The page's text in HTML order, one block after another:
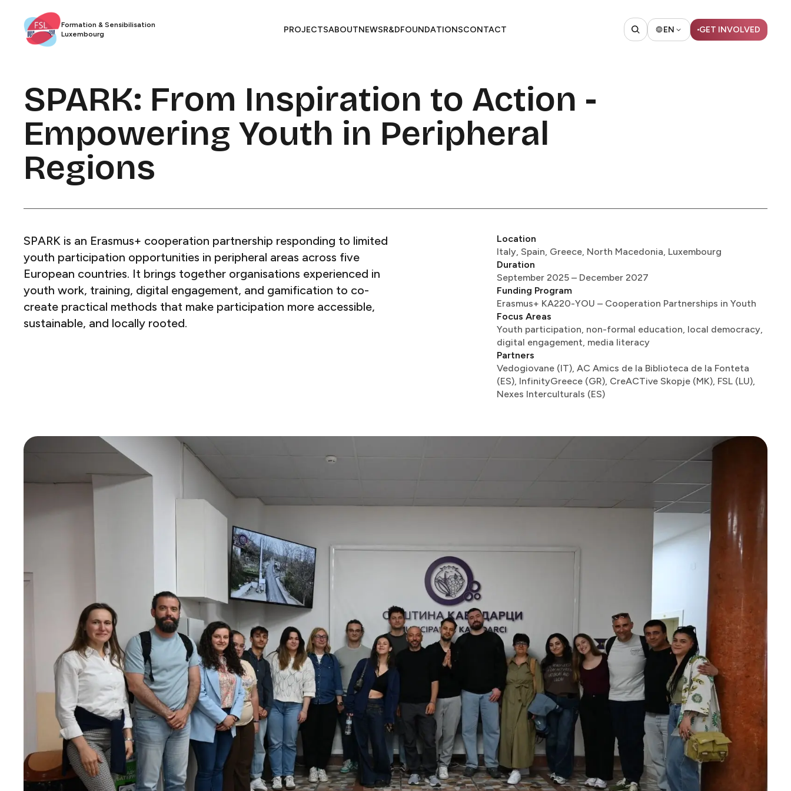
Formation & Sensibilisation
Luxembourg​​​​‌ ‍ ​‍​‍‌‍ ‌ ​‍‌‍‍‌‌‍‌ ‌‍‍‌‌‍ ‍​‍​‍​ ‍‍​‍​‍‌ ​ ‌‍​‌‌‍ ‍‌‍‍‌‌ ‌​‌ ‍‌​‍ ‍‌‍‍‌‌‍ ​‍​‍​‍ ​​‍​‍‌‍‍​‌ ​‍‌‍‌‌‌‍‌‍​‍​‍​ ‍‍​‍​‍​‍ ‌ ​ ‌ ‌​‌ ‌‌‌‍‌​‌‍‍‌‌‍ ​‍ ‌‍‍‌‌‍ ‍‌ ‌​‌‍‌‌‌‍ ‍‌ ‌​​‍ ‌‍‌‌‌‍‌​‌‍‍‌‌ ‌​​‍ ‌‍ ‌‌‍ ‌‍‌​‌‍‌‌​ ‌‌ ​​‌ ​‍‌‍‌‌‌ ​ ‌‍‌‌‌‍ ‍‌ ‌​‌‍​‌‌ ‌​‌‍‍‌‌‍ ‌‍ ‍​ ‍ ‌‍‍‌‌‍‌​​ ‌‌ ​ ‌‍‍‌‌ ‌​‌‍‌‌‌‌​ ‌‍‌‌‌ ‌​‌ ‌​‌‍‍‌‌‍ ‍‌‍‌ ‌ ​ ​ ‍ ‌ ‌​‌ ‍‌‌ ​​‌‍‌‌​ ‌‌ ​ ‌‍‍‌‌ ‌​‌‍‌‌‌‌​ ‌‍‌‌‌ ‌​‌ ‌​‌‍‍‌‌‍ ‍‌‍‌ ‌ ​ ​ ‍ ‌ ​​‌‍​‌‌ ‌​‌‍‍​​ ‌‌‍​‍‌ ​‍‌‍​‌‌‍ ‍‌‍‌​‌‍‍‌‌‍ ‍‌‍‌ ​‍ ‍‌‍​‍‌ ​‍‌‍​‌‌‍ ‍‌‍‌​‌​ ‍‌‍​‌‌‍ ‌‌‍‌‌​ ‌‍​‍‌‍​‌‌ ​ ‌‍‌‌‌‌‌‌‌ ​‍‌‍ ​​ ‌​‍‌‌​ ​‍‌​‌‍‌ ​ ‌ ‌​‌ ‌‌‌‍‌​‌‍‍‌‌‍ ​‍‌‍‌‍‍‌‌‍‌​​ ‌‌ ​ ‌‍‍‌‌ ‌​‌‍‌‌‌‌​ ‌‍‌‌‌ ‌​‌ ‌​‌‍‍‌‌‍ ‍‌‍‌ ‌ ​ ​‍‌‍‌ ‌​‌ ‍‌‌ ​​‌‍‌‌​ ‌‌ ​ ‌‍‍‌‌ ‌​‌‍‌‌‌‌​ ‌‍‌‌‌ ‌​‌ ‌​‌‍‍‌‌‍ ‍‌‍‌ ‌ ​ ​‍‌‍‌ ​​‌‍​‌‌ ‌​‌‍‍​​ ‌‌‍​‍‌ ​‍‌‍​‌‌‍ ‍‌‍‌​‌‍‍‌‌‍ ‍‌‍‌ ​‍ ‍‌‍​‍‌ ​‍‌‍​‌‌‍ ‍‌‍‌​‌​ ‍‌‍​‌‌‍ ‌‌‍‌‌​‍‌‍‌ ​​‌‍‌‌‌ ​‍‌ ​ ‌ ​​‌‍‌‌‌‍​ ‌ ‌​‌‍‍‌‌ ‌‍‌‍‌‌​ ‌‌ ​​‌ ‌‌‌‍​‍‌‍ ​‌‍‍‌‌ ​ ‌‍‍​‌‍‌‌‌‍‌​​‍​‍‌ ‌
PROJECTS​​​​‌ ‍ ​‍​‍‌‍ ‌ ​‍‌‍‍‌‌‍‌ ‌‍‍‌‌‍ ‍​‍​‍​ ‍‍​‍​‍‌ ​ ‌‍​‌‌‍ ‍‌‍‍‌‌ ‌​‌ ‍‌​‍ ‍‌‍‍‌‌‍ ​‍​‍​‍ ​​‍​‍‌‍‍​‌ ​‍‌‍‌‌‌‍‌‍​‍​‍​ ‍‍​‍​‍​‍ ‌ ​ ‌ ‌​‌ ‌‌‌‍‌​‌‍‍‌‌‍ ​‍ ‌‍‍‌‌‍ ‍‌ ‌​‌‍‌‌‌‍ ‍‌ ‌​​‍ ‌‍‌‌‌‍‌​‌‍‍‌‌ ‌​​‍ ‌‍ ‌‌‍ ‌‍‌​‌‍‌‌​ ‌‌ ​​‌ ​‍‌‍‌‌‌ ​ ‌‍‌‌‌‍ ‍‌ ‌​‌‍​‌‌ ‌​‌‍‍‌‌‍ ‌‍ ‍​ ‍ ‌‍‍‌‌‍‌​​ ‌‌ ​ ‌‍‍‌‌ ‌​‌‍‌‌‌‌​ ‌‍‌‌‌ ‌​‌ ‌​‌‍‍‌‌‍ ‍‌‍‌ ‌ ​ ​ ‍ ‌ ‌​‌ ‍‌‌ ​​‌‍‌‌​ ‌‌ ​ ‌‍‍‌‌ ‌​‌‍‌‌‌‌​ ‌‍‌‌‌ ‌​‌ ‌​‌‍‍‌‌‍ ‍‌‍‌ ‌ ​ ​ ‍ ‌ ​​‌‍​‌‌ ‌​‌‍‍​​ ‌‌‍ ‍‌‍​‌‌ ‌‍‌‍​‍‌‍​‌‌ ​‍​‍ ‍‌‍ ‍‌‍​‌‌ ‌‍‌​ ​‌‍‍‌‌‍ ‍‌‍‍ ‌ ​ ​‍‌‌​ ‌‌‌​​‍‌‌ ‌‍‍ ‌‍‌‌‌ ‍‌​‍‌‌​ ​ ‌​‌​​‍‌‌​ ​ ‌​‌​​‍‌‌​ ​‍​ ​‍‌‍‌​​ ‌ ‌‍‌‍​ ​ ‌‍‌‍​ ​​​ ​ ‌‍​ ​ ​‍‌‍‌‌​ ‌​​ ​​​‍‌‌​ ​‍​ ​‍​‍‌‌​ ‌‌‌​‌​​‍ ‍‌‍ ​‌‍​‌‌‍​‍‌‍‌‌‌‍ ​​ ‌‍​‍‌‍​‌‌ ​ ‌‍‌‌‌‌‌‌‌ ​‍‌‍ ​​ ‌​‍‌‌​ ​‍‌​‌‍‌ ​ ‌ ‌​‌ ‌‌‌‍‌​‌‍‍‌‌‍ ​‍‌‍‌‍‍‌‌‍‌​​ ‌‌ ​ ‌‍‍‌‌ ‌​‌‍‌‌‌‌​ ‌‍‌‌‌ ‌​‌ ‌​‌‍‍‌‌‍ ‍‌‍‌ ‌ ​ ​‍‌‍‌ ‌​‌ ‍‌‌ ​​‌‍‌‌​ ‌‌ ​ ‌‍‍‌‌ ‌​‌‍‌‌‌‌​ ‌‍‌‌‌ ‌​‌ ‌​‌‍‍‌‌‍ ‍‌‍‌ ‌ ​ ​‍‌‍‌ ​​‌‍​‌‌ ‌​‌‍‍​​ ‌‌‍ ‍‌‍​‌‌ ‌‍‌‍​‍‌‍​‌‌ ​‍​‍ ‍‌‍ ‍‌‍​‌‌ ‌‍‌​ ​‌‍‍‌‌‍ ‍‌‍‍ ‌ ​ ​‍‌‌​ ‌‌‌​​‍‌‌ ‌‍‍ ‌‍‌‌‌ ‍‌​‍‌‌​ ​ ‌​‌​​‍‌‌​ ​ ‌​‌​​‍‌‌​ ​‍​ ​‍‌‍‌​​ ‌ ‌‍‌‍​ ​ ‌‍‌‍​ ​​​ ​ ‌‍​ ​ ​‍‌‍‌‌​ ‌​​ ​​​‍‌‌​ ​‍​ ​‍​‍‌‌​ ‌‌‌​‌​​‍ ‍‌‍ ​‌‍​‌‌‍​‍‌‍‌‌‌‍ ​​‍‌‍‌ ​​‌‍‌‌‌ ​‍‌ ​ ‌ ​​‌‍‌‌‌‍​ ‌ ‌​‌‍‍‌‌ ‌‍‌‍‌‌​ ‌‌ ​​‌ ‌‌‌‍​‍‌‍ ​‌‍‍‌‌ ​ ‌‍‍​‌‍‌‌‌‍‌​​‍​‍‌ ‌ABOUT​​​​‌ ‍ ​‍​‍‌‍ ‌ ​‍‌‍‍‌‌‍‌ ‌‍‍‌‌‍ ‍​‍​‍​ ‍‍​‍​‍‌ ​ ‌‍​‌‌‍ ‍‌‍‍‌‌ ‌​‌ ‍‌​‍ ‍‌‍‍‌‌‍ ​‍​‍​‍ ​​‍​‍‌‍‍​‌ ​‍‌‍‌‌‌‍‌‍​‍​‍​ ‍‍​‍​‍​‍ ‌ ​ ‌ ‌​‌ ‌‌‌‍‌​‌‍‍‌‌‍ ​‍ ‌‍‍‌‌‍ ‍‌ ‌​‌‍‌‌‌‍ ‍‌ ‌​​‍ ‌‍‌‌‌‍‌​‌‍‍‌‌ ‌​​‍ ‌‍ ‌‌‍ ‌‍‌​‌‍‌‌​ ‌‌ ​​‌ ​‍‌‍‌‌‌ ​ ‌‍‌‌‌‍ ‍‌ ‌​‌‍​‌‌ ‌​‌‍‍‌‌‍ ‌‍ ‍​ ‍ ‌‍‍‌‌‍‌​​ ‌‌ ​ ‌‍‍‌‌ ‌​‌‍‌‌‌‌​ ‌‍‌‌‌ ‌​‌ ‌​‌‍‍‌‌‍ ‍‌‍‌ ‌ ​ ​ ‍ ‌ ‌​‌ ‍‌‌ ​​‌‍‌‌​ ‌‌ ​ ‌‍‍‌‌ ‌​‌‍‌‌‌‌​ ‌‍‌‌‌ ‌​‌ ‌​‌‍‍‌‌‍ ‍‌‍‌ ‌ ​ ​ ‍ ‌ ​​‌‍​‌‌ ‌​‌‍‍​​ ‌‌‍ ‍‌‍​‌‌ ‌‍‌‍​‍‌‍​‌‌ ​‍​‍ ‍‌‍ ‍‌‍​‌‌ ‌‍‌​ ​‌‍‍‌‌‍ ‍‌‍‍ ‌ ​ ​‍‌‌​ ‌‌‌​​‍‌‌ ‌‍‍ ‌‍‌‌‌ ‍‌​‍‌‌​ ​ ‌​‌​​‍‌‌​ ​ ‌​‌​​‍‌‌​ ​‍​ ​‍​ ‍​‌‍​‍​ ‍​​ ‌ ​ ​‌‌‍‌‍‌‍‌‌‌‍‌‍​ ​‌​ ‌‍​ ​‌​ ‌ ​‍‌‌​ ​‍​ ​‍​‍‌‌​ ‌‌‌​‌​​‍ ‍‌‍ ​‌‍​‌‌‍​‍‌‍‌‌‌‍ ​​ ‌‍​‍‌‍​‌‌ ​ ‌‍‌‌‌‌‌‌‌ ​‍‌‍ ​​ ‌​‍‌‌​ ​‍‌​‌‍‌ ​ ‌ ‌​‌ ‌‌‌‍‌​‌‍‍‌‌‍ ​‍‌‍‌‍‍‌‌‍‌​​ ‌‌ ​ ‌‍‍‌‌ ‌​‌‍‌‌‌‌​ ‌‍‌‌‌ ‌​‌ ‌​‌‍‍‌‌‍ ‍‌‍‌ ‌ ​ ​‍‌‍‌ ‌​‌ ‍‌‌ ​​‌‍‌‌​ ‌‌ ​ ‌‍‍‌‌ ‌​‌‍‌‌‌‌​ ‌‍‌‌‌ ‌​‌ ‌​‌‍‍‌‌‍ ‍‌‍‌ ‌ ​ ​‍‌‍‌ ​​‌‍​‌‌ ‌​‌‍‍​​ ‌‌‍ ‍‌‍​‌‌ ‌‍‌‍​‍‌‍​‌‌ ​‍​‍ ‍‌‍ ‍‌‍​‌‌ ‌‍‌​ ​‌‍‍‌‌‍ ‍‌‍‍ ‌ ​ ​‍‌‌​ ‌‌‌​​‍‌‌ ‌‍‍ ‌‍‌‌‌ ‍‌​‍‌‌​ ​ ‌​‌​​‍‌‌​ ​ ‌​‌​​‍‌‌​ ​‍​ ​‍​ ‍​‌‍​‍​ ‍​​ ‌ ​ ​‌‌‍‌‍‌‍‌‌‌‍‌‍​ ​‌​ ‌‍​ ​‌​ ‌ ​‍‌‌​ ​‍​ ​‍​‍‌‌​ ‌‌‌​‌​​‍ ‍‌‍ ​‌‍​‌‌‍​‍‌‍‌‌‌‍ ​​‍‌‍‌ ​​‌‍‌‌‌ ​‍‌ ​ ‌ ​​‌‍‌‌‌‍​ ‌ ‌​‌‍‍‌‌ ‌‍‌‍‌‌​ ‌‌ ​​‌ ‌‌‌‍​‍‌‍ ​‌‍‍‌‌ ​ ‌‍‍​‌‍‌‌‌‍‌​​‍​‍‌ ‌NEWS​​​​‌ ‍ ​‍​‍‌‍ ‌ ​‍‌‍‍‌‌‍‌ ‌‍‍‌‌‍ ‍​‍​‍​ ‍‍​‍​‍‌ ​ ‌‍​‌‌‍ ‍‌‍‍‌‌ ‌​‌ ‍‌​‍ ‍‌‍‍‌‌‍ ​‍​‍​‍ ​​‍​‍‌‍‍​‌ ​‍‌‍‌‌‌‍‌‍​‍​‍​ ‍‍​‍​‍​‍ ‌ ​ ‌ ‌​‌ ‌‌‌‍‌​‌‍‍‌‌‍ ​‍ ‌‍‍‌‌‍ ‍‌ ‌​‌‍‌‌‌‍ ‍‌ ‌​​‍ ‌‍‌‌‌‍‌​‌‍‍‌‌ ‌​​‍ ‌‍ ‌‌‍ ‌‍‌​‌‍‌‌​ ‌‌ ​​‌ ​‍‌‍‌‌‌ ​ ‌‍‌‌‌‍ ‍‌ ‌​‌‍​‌‌ ‌​‌‍‍‌‌‍ ‌‍ ‍​ ‍ ‌‍‍‌‌‍‌​​ ‌‌ ​ ‌‍‍‌‌ ‌​‌‍‌‌‌‌​ ‌‍‌‌‌ ‌​‌ ‌​‌‍‍‌‌‍ ‍‌‍‌ ‌ ​ ​ ‍ ‌ ‌​‌ ‍‌‌ ​​‌‍‌‌​ ‌‌ ​ ‌‍‍‌‌ ‌​‌‍‌‌‌‌​ ‌‍‌‌‌ ‌​‌ ‌​‌‍‍‌‌‍ ‍‌‍‌ ‌ ​ ​ ‍ ‌ ​​‌‍​‌‌ ‌​‌‍‍​​ ‌‌‍ ‍‌‍​‌‌ ‌‍‌‍​‍‌‍​‌‌ ​‍​‍ ‍‌‍ ‍‌‍​‌‌ ‌‍‌​ ​‌‍‍‌‌‍ ‍‌‍‍ ‌ ​ ​‍‌‌​ ‌‌‌​​‍‌‌ ‌‍‍ ‌‍‌‌‌ ‍‌​‍‌‌​ ​ ‌​‌​​‍‌‌​ ​ ‌​‌​​‍‌‌​ ​‍​ ​‍​ ‍​​ ​​​ ​‌​ ‌ ​ ‍​​ ‍​‌‍‌‍‌‍​‌​ ‌‍​ ​ ​ ​‍​ ​​​‍‌‌​ ​‍​ ​‍​‍‌‌​ ‌‌‌​‌​​‍ ‍‌‍ ​‌‍​‌‌‍​‍‌‍‌‌‌‍ ​​ ‌‍​‍‌‍​‌‌ ​ ‌‍‌‌‌‌‌‌‌ ​‍‌‍ ​​ ‌​‍‌‌​ ​‍‌​‌‍‌ ​ ‌ ‌​‌ ‌‌‌‍‌​‌‍‍‌‌‍ ​‍‌‍‌‍‍‌‌‍‌​​ ‌‌ ​ ‌‍‍‌‌ ‌​‌‍‌‌‌‌​ ‌‍‌‌‌ ‌​‌ ‌​‌‍‍‌‌‍ ‍‌‍‌ ‌ ​ ​‍‌‍‌ ‌​‌ ‍‌‌ ​​‌‍‌‌​ ‌‌ ​ ‌‍‍‌‌ ‌​‌‍‌‌‌‌​ ‌‍‌‌‌ ‌​‌ ‌​‌‍‍‌‌‍ ‍‌‍‌ ‌ ​ ​‍‌‍‌ ​​‌‍​‌‌ ‌​‌‍‍​​ ‌‌‍ ‍‌‍​‌‌ ‌‍‌‍​‍‌‍​‌‌ ​‍​‍ ‍‌‍ ‍‌‍​‌‌ ‌‍‌​ ​‌‍‍‌‌‍ ‍‌‍‍ ‌ ​ ​‍‌‌​ ‌‌‌​​‍‌‌ ‌‍‍ ‌‍‌‌‌ ‍‌​‍‌‌​ ​ ‌​‌​​‍‌‌​ ​ ‌​‌​​‍‌‌​ ​‍​ ​‍​ ‍​​ ​​​ ​‌​ ‌ ​ ‍​​ ‍​‌‍‌‍‌‍​‌​ ‌‍​ ​ ​ ​‍​ ​​​‍‌‌​ ​‍​ ​‍​‍‌‌​ ‌‌‌​‌​​‍ ‍‌‍ ​‌‍​‌‌‍​‍‌‍‌‌‌‍ ​​‍‌‍‌ ​​‌‍‌‌‌ ​‍‌ ​ ‌ ​​‌‍‌‌‌‍​ ‌ ‌​‌‍‍‌‌ ‌‍‌‍‌‌​ ‌‌ ​​‌ ‌‌‌‍​‍‌‍ ​‌‍‍‌‌ ​ ‌‍‍​‌‍‌‌‌‍‌​​‍​‍‌ ‌R&D​​​​‌ ‍ ​‍​‍‌‍ ‌ ​‍‌‍‍‌‌‍‌ ‌‍‍‌‌‍ ‍​‍​‍​ ‍‍​‍​‍‌ ​ ‌‍​‌‌‍ ‍‌‍‍‌‌ ‌​‌ ‍‌​‍ ‍‌‍‍‌‌‍ ​‍​‍​‍ ​​‍​‍‌‍‍​‌ ​‍‌‍‌‌‌‍‌‍​‍​‍​ ‍‍​‍​‍​‍ ‌ ​ ‌ ‌​‌ ‌‌‌‍‌​‌‍‍‌‌‍ ​‍ ‌‍‍‌‌‍ ‍‌ ‌​‌‍‌‌‌‍ ‍‌ ‌​​‍ ‌‍‌‌‌‍‌​‌‍‍‌‌ ‌​​‍ ‌‍ ‌‌‍ ‌‍‌​‌‍‌‌​ ‌‌ ​​‌ ​‍‌‍‌‌‌ ​ ‌‍‌‌‌‍ ‍‌ ‌​‌‍​‌‌ ‌​‌‍‍‌‌‍ ‌‍ ‍​ ‍ ‌‍‍‌‌‍‌​​ ‌‌ ​ ‌‍‍‌‌ ‌​‌‍‌‌‌‌​ ‌‍‌‌‌ ‌​‌ ‌​‌‍‍‌‌‍ ‍‌‍‌ ‌ ​ ​ ‍ ‌ ‌​‌ ‍‌‌ ​​‌‍‌‌​ ‌‌ ​ ‌‍‍‌‌ ‌​‌‍‌‌‌‌​ ‌‍‌‌‌ ‌​‌ ‌​‌‍‍‌‌‍ ‍‌‍‌ ‌ ​ ​ ‍ ‌ ​​‌‍​‌‌ ‌​‌‍‍​​ ‌‌‍ ‍‌‍​‌‌ ‌‍‌‍​‍‌‍​‌‌ ​‍​‍ ‍‌‍ ‍‌‍​‌‌ ‌‍‌​ ​‌‍‍‌‌‍ ‍‌‍‍ ‌ ​ ​‍‌‌​ ‌‌‌​​‍‌‌ ‌‍‍ ‌‍‌‌‌ ‍‌​‍‌‌​ ​ ‌​‌​​‍‌‌​ ​ ‌​‌​​‍‌‌​ ​‍​ ​‍​ ‍‌‌‍​‌‌‍‌‌​ ​​‌‍​‍‌‍​‌​ ‌​​ ‌​​ ‌ ​ ‍‌‌‍​ ​ ‌​​‍‌‌​ ​‍​ ​‍​‍‌‌​ ‌‌‌​‌​​‍ ‍‌‍ ​‌‍​‌‌‍​‍‌‍‌‌‌‍ ​​ ‌‍​‍‌‍​‌‌ ​ ‌‍‌‌‌‌‌‌‌ ​‍‌‍ ​​ ‌​‍‌‌​ ​‍‌​‌‍‌ ​ ‌ ‌​‌ ‌‌‌‍‌​‌‍‍‌‌‍ ​‍‌‍‌‍‍‌‌‍‌​​ ‌‌ ​ ‌‍‍‌‌ ‌​‌‍‌‌‌‌​ ‌‍‌‌‌ ‌​‌ ‌​‌‍‍‌‌‍ ‍‌‍‌ ‌ ​ ​‍‌‍‌ ‌​‌ ‍‌‌ ​​‌‍‌‌​ ‌‌ ​ ‌‍‍‌‌ ‌​‌‍‌‌‌‌​ ‌‍‌‌‌ ‌​‌ ‌​‌‍‍‌‌‍ ‍‌‍‌ ‌ ​ ​‍‌‍‌ ​​‌‍​‌‌ ‌​‌‍‍​​ ‌‌‍ ‍‌‍​‌‌ ‌‍‌‍​‍‌‍​‌‌ ​‍​‍ ‍‌‍ ‍‌‍​‌‌ ‌‍‌​ ​‌‍‍‌‌‍ ‍‌‍‍ ‌ ​ ​‍‌‌​ ‌‌‌​​‍‌‌ ‌‍‍ ‌‍‌‌‌ ‍‌​‍‌‌​ ​ ‌​‌​​‍‌‌​ ​ ‌​‌​​‍‌‌​ ​‍​ ​‍​ ‍‌‌‍​‌‌‍‌‌​ ​​‌‍​‍‌‍​‌​ ‌​​ ‌​​ ‌ ​ ‍‌‌‍​ ​ ‌​​‍‌‌​ ​‍​ ​‍​‍‌‌​ ‌‌‌​‌​​‍ ‍‌‍ ​‌‍​‌‌‍​‍‌‍‌‌‌‍ ​​‍‌‍‌ ​​‌‍‌‌‌ ​‍‌ ​ ‌ ​​‌‍‌‌‌‍​ ‌ ‌​‌‍‍‌‌ ‌‍‌‍‌‌​ ‌‌ ​​‌ ‌‌‌‍​‍‌‍ ​‌‍‍‌‌ ​ ‌‍‍​‌‍‌‌‌‍‌​​‍​‍‌ ‌FOUNDATIONS​​​​‌ ‍ ​‍​‍‌‍ ‌ ​‍‌‍‍‌‌‍‌ ‌‍‍‌‌‍ ‍​‍​‍​ ‍‍​‍​‍‌ ​ ‌‍​‌‌‍ ‍‌‍‍‌‌ ‌​‌ ‍‌​‍ ‍‌‍‍‌‌‍ ​‍​‍​‍ ​​‍​‍‌‍‍​‌ ​‍‌‍‌‌‌‍‌‍​‍​‍​ ‍‍​‍​‍​‍ ‌ ​ ‌ ‌​‌ ‌‌‌‍‌​‌‍‍‌‌‍ ​‍ ‌‍‍‌‌‍ ‍‌ ‌​‌‍‌‌‌‍ ‍‌ ‌​​‍ ‌‍‌‌‌‍‌​‌‍‍‌‌ ‌​​‍ ‌‍ ‌‌‍ ‌‍‌​‌‍‌‌​ ‌‌ ​​‌ ​‍‌‍‌‌‌ ​ ‌‍‌‌‌‍ ‍‌ ‌​‌‍​‌‌ ‌​‌‍‍‌‌‍ ‌‍ ‍​ ‍ ‌‍‍‌‌‍‌​​ ‌‌ ​ ‌‍‍‌‌ ‌​‌‍‌‌‌‌​ ‌‍‌‌‌ ‌​‌ ‌​‌‍‍‌‌‍ ‍‌‍‌ ‌ ​ ​ ‍ ‌ ‌​‌ ‍‌‌ ​​‌‍‌‌​ ‌‌ ​ ‌‍‍‌‌ ‌​‌‍‌‌‌‌​ ‌‍‌‌‌ ‌​‌ ‌​‌‍‍‌‌‍ ‍‌‍‌ ‌ ​ ​ ‍ ‌ ​​‌‍​‌‌ ‌​‌‍‍​​ ‌‌‍ ‍‌‍​‌‌ ‌‍‌‍​‍‌‍​‌‌ ​‍​‍ ‍‌‍ ‍‌‍​‌‌ ‌‍‌​ ​‌‍‍‌‌‍ ‍‌‍‍ ‌ ​ ​‍‌‌​ ‌‌‌​​‍‌‌ ‌‍‍ ‌‍‌‌‌ ‍‌​‍‌‌​ ​ ‌​‌​​‍‌‌​ ​ ‌​‌​​‍‌‌​ ​‍​ ​‍‌‍‌‌‌‍‌​‌‍‌‌​ ​‍​ ​‌​ ‌‍‌‍​ ​ ‍​​ ‍​​ ‌​​ ‌ ​ ​​​‍‌‌​ ​‍​ ​‍​‍‌‌​ ‌‌‌​‌​​‍ ‍‌‍ ​‌‍​‌‌‍​‍‌‍‌‌‌‍ ​​ ‌‍​‍‌‍​‌‌ ​ ‌‍‌‌‌‌‌‌‌ ​‍‌‍ ​​ ‌​‍‌‌​ ​‍‌​‌‍‌ ​ ‌ ‌​‌ ‌‌‌‍‌​‌‍‍‌‌‍ ​‍‌‍‌‍‍‌‌‍‌​​ ‌‌ ​ ‌‍‍‌‌ ‌​‌‍‌‌‌‌​ ‌‍‌‌‌ ‌​‌ ‌​‌‍‍‌‌‍ ‍‌‍‌ ‌ ​ ​‍‌‍‌ ‌​‌ ‍‌‌ ​​‌‍‌‌​ ‌‌ ​ ‌‍‍‌‌ ‌​‌‍‌‌‌‌​ ‌‍‌‌‌ ‌​‌ ‌​‌‍‍‌‌‍ ‍‌‍‌ ‌ ​ ​‍‌‍‌ ​​‌‍​‌‌ ‌​‌‍‍​​ ‌‌‍ ‍‌‍​‌‌ ‌‍‌‍​‍‌‍​‌‌ ​‍​‍ ‍‌‍ ‍‌‍​‌‌ ‌‍‌​ ​‌‍‍‌‌‍ ‍‌‍‍ ‌ ​ ​‍‌‌​ ‌‌‌​​‍‌‌ ‌‍‍ ‌‍‌‌‌ ‍‌​‍‌‌​ ​ ‌​‌​​‍‌‌​ ​ ‌​‌​​‍‌‌​ ​‍​ ​‍‌‍‌‌‌‍‌​‌‍‌‌​ ​‍​ ​‌​ ‌‍‌‍​ ​ ‍​​ ‍​​ ‌​​ ‌ ​ ​​​‍‌‌​ ​‍​ ​‍​‍‌‌​ ‌‌‌​‌​​‍ ‍‌‍ ​‌‍​‌‌‍​‍‌‍‌‌‌‍ ​​‍‌‍‌ ​​‌‍‌‌‌ ​‍‌ ​ ‌ ​​‌‍‌‌‌‍​ ‌ ‌​‌‍‍‌‌ ‌‍‌‍‌‌​ ‌‌ ​​‌ ‌‌‌‍​‍‌‍ ​‌‍‍‌‌ ​ ‌‍‍​‌‍‌‌‌‍‌​​‍​‍‌ ‌CONTACT​​​​‌ ‍ ​‍​‍‌‍ ‌ ​‍‌‍‍‌‌‍‌ ‌‍‍‌‌‍ ‍​‍​‍​ ‍‍​‍​‍‌ ​ ‌‍​‌‌‍ ‍‌‍‍‌‌ ‌​‌ ‍‌​‍ ‍‌‍‍‌‌‍ ​‍​‍​‍ ​​‍​‍‌‍‍​‌ ​‍‌‍‌‌‌‍‌‍​‍​‍​ ‍‍​‍​‍​‍ ‌ ​ ‌ ‌​‌ ‌‌‌‍‌​‌‍‍‌‌‍ ​‍ ‌‍‍‌‌‍ ‍‌ ‌​‌‍‌‌‌‍ ‍‌ ‌​​‍ ‌‍‌‌‌‍‌​‌‍‍‌‌ ‌​​‍ ‌‍ ‌‌‍ ‌‍‌​‌‍‌‌​ ‌‌ ​​‌ ​‍‌‍‌‌‌ ​ ‌‍‌‌‌‍ ‍‌ ‌​‌‍​‌‌ ‌​‌‍‍‌‌‍ ‌‍ ‍​ ‍ ‌‍‍‌‌‍‌​​ ‌‌ ​ ‌‍‍‌‌ ‌​‌‍‌‌‌‌​ ‌‍‌‌‌ ‌​‌ ‌​‌‍‍‌‌‍ ‍‌‍‌ ‌ ​ ​ ‍ ‌ ‌​‌ ‍‌‌ ​​‌‍‌‌​ ‌‌ ​ ‌‍‍‌‌ ‌​‌‍‌‌‌‌​ ‌‍‌‌‌ ‌​‌ ‌​‌‍‍‌‌‍ ‍‌‍‌ ‌ ​ ​ ‍ ‌ ​​‌‍​‌‌ ‌​‌‍‍​​ ‌‌‍ ‍‌‍​‌‌ ‌‍‌‍​‍‌‍​‌‌ ​‍​‍ ‍‌‍ ‍‌‍​‌‌ ‌‍‌​ ​‌‍‍‌‌‍ ‍‌‍‍ ‌ ​ ​‍‌‌​ ‌‌‌​​‍‌‌ ‌‍‍ ‌‍‌‌‌ ‍‌​‍‌‌​ ​ ‌​‌​​‍‌‌​ ​ ‌​‌​​‍‌‌​ ​‍​ ​‍‌‍‌​​ ‌ ​ ‌​​ ​ ​ ​ ‌‍​ ​ ​‍​ ‍​‌‍‌‌​ ‌ ‌‍‌‌​ ‌ ​‍‌‌​ ​‍​ ​‍​‍‌‌​ ‌‌‌​‌​​‍ ‍‌‍ ​‌‍​‌‌‍​‍‌‍‌‌‌‍ ​​ ‌‍​‍‌‍​‌‌ ​ ‌‍‌‌‌‌‌‌‌ ​‍‌‍ ​​ ‌​‍‌‌​ ​‍‌​‌‍‌ ​ ‌ ‌​‌ ‌‌‌‍‌​‌‍‍‌‌‍ ​‍‌‍‌‍‍‌‌‍‌​​ ‌‌ ​ ‌‍‍‌‌ ‌​‌‍‌‌‌‌​ ‌‍‌‌‌ ‌​‌ ‌​‌‍‍‌‌‍ ‍‌‍‌ ‌ ​ ​‍‌‍‌ ‌​‌ ‍‌‌ ​​‌‍‌‌​ ‌‌ ​ ‌‍‍‌‌ ‌​‌‍‌‌‌‌​ ‌‍‌‌‌ ‌​‌ ‌​‌‍‍‌‌‍ ‍‌‍‌ ‌ ​ ​‍‌‍‌ ​​‌‍​‌‌ ‌​‌‍‍​​ ‌‌‍ ‍‌‍​‌‌ ‌‍‌‍​‍‌‍​‌‌ ​‍​‍ ‍‌‍ ‍‌‍​‌‌ ‌‍‌​ ​‌‍‍‌‌‍ ‍‌‍‍ ‌ ​ ​‍‌‌​ ‌‌‌​​‍‌‌ ‌‍‍ ‌‍‌‌‌ ‍‌​‍‌‌​ ​ ‌​‌​​‍‌‌​ ​ ‌​‌​​‍‌‌​ ​‍​ ​‍‌‍‌​​ ‌ ​ ‌​​ ​ ​ ​ ‌‍​ ​ ​‍​ ‍​‌‍‌‌​ ‌ ‌‍‌‌​ ‌ ​‍‌‌​ ​‍​ ​‍​‍‌‌​ ‌‌‌​‌​​‍ ‍‌‍ ​‌‍​‌‌‍​‍‌‍‌‌‌‍ ​​‍‌‍‌ ​​‌‍‌‌‌ ​‍‌ ​ ‌ ​​‌‍‌‌‌‍​ ‌ ‌​‌‍‍‌‌ ‌‍‌‍‌‌​ ‌‌ ​​‌ ‌‌‌‍​‍‌‍ ​‌‍‍‌‌ ​ ‌‍‍​‌‍‌‌‌‍‌​​‍​‍‌ ‌ EN GET INVOLVED​​​​‌ ‍ ​‍​‍‌‍ ‌ ​‍‌‍‍‌‌‍‌ ‌‍‍‌‌‍ ‍​‍​‍​ ‍‍​‍​‍‌ ​ ‌‍​‌‌‍ ‍‌‍‍‌‌ ‌​‌ ‍‌​‍ ‍‌‍‍‌‌‍ ​‍​‍​‍ ​​‍​‍‌‍‍​‌ ​‍‌‍‌‌‌‍‌‍​‍​‍​ ‍‍​‍​‍​‍ ‌ ​ ‌ ‌​‌ ‌‌‌‍‌​‌‍‍‌‌‍ ​‍ ‌‍‍‌‌‍ ‍‌ ‌​‌‍‌‌‌‍ ‍‌ ‌​​‍ ‌‍‌‌‌‍‌​‌‍‍‌‌ ‌​​‍ ‌‍ ‌‌‍ ‌‍‌​‌‍‌‌​ ‌‌ ​​‌ ​‍‌‍‌‌‌ ​ ‌‍‌‌‌‍ ‍‌ ‌​‌‍​‌‌ ‌​‌‍‍‌‌‍ ‌‍ ‍​ ‍ ‌‍‍‌‌‍‌​​ ‌‌ ​ ‌‍‍‌‌ ‌​‌‍‌‌‌‌​ ‌‍‌‌‌ ‌​‌ ‌​‌‍‍‌‌‍ ‍‌‍‌ ‌ ​ ​ ‍ ‌ ‌​‌ ‍‌‌ ​​‌‍‌‌​ ‌‌ ​ ‌‍‍‌‌ ‌​‌‍‌‌‌‌​ ‌‍‌‌‌ ‌​‌ ‌​‌‍‍‌‌‍ ‍‌‍‌ ‌ ​ ​ ‍ ‌ ​​‌‍​‌‌ ‌​‌‍‍​​ ‌‌‍ ‍‌‍​‌‌ ‌‍‌‍​‍‌‍​‌‌ ​‍​‍ ‍‌‍​ ‌ ‌​‌‍​‌‌​​‍‌ ‌‌‌ ‌​‌ ‌​‌‍ ‌‍ ‍​‍ ‍‌ ‌​‌‍‌‌‌ ‍​‌ ‌​​ ‌‍​‍‌‍​‌‌ ​ ‌‍‌‌‌‌‌‌‌ ​‍‌‍ ​​ ‌​‍‌‌​ ​‍‌​‌‍‌ ​ ‌ ‌​‌ ‌‌‌‍‌​‌‍‍‌‌‍ ​‍‌‍‌‍‍‌‌‍‌​​ ‌‌ ​ ‌‍‍‌‌ ‌​‌‍‌‌‌‌​ ‌‍‌‌‌ ‌​‌ ‌​‌‍‍‌‌‍ ‍‌‍‌ ‌ ​ ​‍‌‍‌ ‌​‌ ‍‌‌ ​​‌‍‌‌​ ‌‌ ​ ‌‍‍‌‌ ‌​‌‍‌‌‌‌​ ‌‍‌‌‌ ‌​‌ ‌​‌‍‍‌‌‍ ‍‌‍‌ ‌ ​ ​‍‌‍‌ ​​‌‍​‌‌ ‌​‌‍‍​​ ‌‌‍ ‍‌‍​‌‌ ‌‍‌‍​‍‌‍​‌‌ ​‍​‍ ‍‌‍​ ‌ ‌​‌‍​‌‌​​‍‌ ‌‌‌ ‌​‌ ‌​‌‍ ‌‍ ‍​‍ ‍‌ ‌​‌‍‌‌‌ ‍​‌ ‌​​‍‌‍‌ ​​‌‍‌‌‌ ​‍‌ ​ ‌ ​​‌‍‌‌‌‍​ ‌ ‌​‌‍‍‌‌ ‌‍‌‍‌‌​ ‌‌ ​​‌ ‌‌‌‍​‍‌‍ ​‌‍‍‌‌ ​ ‌‍‍​‌‍‌‌‌‍‌​​‍​‍‌ ‌
SPARK: From Inspiration to Action -
Empowering Youth in Peripheral
Regions ​​​​‌ ‍ ​‍​‍‌‍ ‌ ​‍‌‍‍‌‌‍‌ ‌‍‍‌‌‍ ‍​‍​‍​ ‍‍​‍​‍‌ ​ ‌‍​‌‌‍ ‍‌‍‍‌‌ ‌​‌ ‍‌​‍ ‍‌‍‍‌‌‍ ​‍​‍​‍ ​​‍​‍‌‍‍​‌ ​‍‌‍‌‌‌‍‌‍​‍​‍​ ‍‍​‍​‍​‍ ‌ ​ ‌ ‌​‌ ‌‌‌‍‌​‌‍‍‌‌‍ ​‍ ‌‍‍‌‌‍ ‍‌ ‌​‌‍‌‌‌‍ ‍‌ ‌​​‍ ‌‍‌‌‌‍‌​‌‍‍‌‌ ‌​​‍ ‌‍ ‌‌‍ ‌‍‌​‌‍‌‌​ ‌‌ ​​‌ ​‍‌‍‌‌‌ ​ ‌‍‌‌‌‍ ‍‌ ‌​‌‍​‌‌ ‌​‌‍‍‌‌‍ ‌‍ ‍​ ‍ ‌‍‍‌‌‍‌​​ ‌​ ​‍​ ​ ​ ‍‌‌‍​‌‌‍‌‍​ ​ ​ ‍‌‌‍‌​​‍ ‌​ ​‌‌‍​ ​ ‌‌‌‍​‌​‍ ‌​ ‌​​ ​​‌‍​‌‌‍​‍​‍ ‌​ ‍​​ ‌​​ ​‍​ ‌ ​‍ ‌​ ​​​ ​‌​ ‌​​ ‌‍​ ​‌​ ​‌​ ​ ​ ​‍‌‍​‍​ ‍‌​ ‌‌‌‍​‍​ ‍ ‌ ‌​‌ ‍‌‌ ​​‌‍‌‌​ ‌‌ ​​‌ ​‍‌‍ ‌‍‍‍‌‍‌‌‌‍​ ‌ ‌​​ ‍ ‌ ​​‌‍​‌‌ ‌​‌‍‍​​ ‌‌ ‌​‌‍‍‌‌ ‌​‌‍ ​‌‍‌‌​ ‌‍​‍‌‍​‌‌ ​ ‌‍‌‌‌‌‌‌‌ ​‍‌‍ ​​ ‌​‍‌‌​ ​‍‌​‌‍‌ ​ ‌ ‌​‌ ‌‌‌‍‌​‌‍‍‌‌‍ ​‍‌‍‌‍‍‌‌‍‌​​ ‌​ ​‍​ ​ ​ ‍‌‌‍​‌‌‍‌‍​ ​ ​ ‍‌‌‍‌​​‍ ‌​ ​‌‌‍​ ​ ‌‌‌‍​‌​‍ ‌​ ‌​​ ​​‌‍​‌‌‍​‍​‍ ‌​ ‍​​ ‌​​ ​‍​ ‌ ​‍ ‌​ ​​​ ​‌​ ‌​​ ‌‍​ ​‌​ ​‌​ ​ ​ ​‍‌‍​‍​ ‍‌​ ‌‌‌‍​‍​‍‌‍‌ ‌​‌ ‍‌‌ ​​‌‍‌‌​ ‌‌ ​​‌ ​‍‌‍ ‌‍‍‍‌‍‌‌‌‍​ ‌ ‌​​‍‌‍‌ ​​‌‍​‌‌ ‌​‌‍‍​​ ‌‌ ‌​‌‍‍‌‌ ‌​‌‍ ​‌‍‌‌​‍‌‍‌ ​​‌‍‌‌‌ ​‍‌ ​ ‌ ​​‌‍‌‌‌‍​ ‌ ‌​‌‍‍‌‌ ‌‍‌‍‌‌​ ‌‌ ​​‌ ‌‌‌‍​‍‌‍ ​‌‍‍‌‌ ​ ‌‍‍​‌‍‌‌‌‍‌​​‍​‍‌ ‌
SPARK is an Erasmus+ cooperation partnership responding to limited
youth participation opportunities in peripheral areas across five
European countries. It brings together organisations experienced in
youth work, training, digital engagement, and gamification to co-
create practical methods that make participation more accessible,
sustainable, and locally rooted.​​​​‌ ‍ ​‍​‍‌‍ ‌ ​‍‌‍‍‌‌‍‌ ‌‍‍‌‌‍ ‍​‍​‍​ ‍‍​‍​‍‌ ​ ‌‍​‌‌‍ ‍‌‍‍‌‌ ‌​‌ ‍‌​‍ ‍‌‍‍‌‌‍ ​‍​‍​‍ ​​‍​‍‌‍‍​‌ ​‍‌‍‌‌‌‍‌‍​‍​‍​ ‍‍​‍​‍​‍ ‌ ​ ‌ ‌​‌ ‌‌‌‍‌​‌‍‍‌‌‍ ​‍ ‌‍‍‌‌‍ ‍‌ ‌​‌‍‌‌‌‍ ‍‌ ‌​​‍ ‌‍‌‌‌‍‌​‌‍‍‌‌ ‌​​‍ ‌‍ ‌‌‍ ‌‍‌​‌‍‌‌​ ‌‌ ​​‌ ​‍‌‍‌‌‌ ​ ‌‍‌‌‌‍ ‍‌ ‌​‌‍​‌‌ ‌​‌‍‍‌‌‍ ‌‍ ‍​ ‍ ‌‍‍‌‌‍‌​​ ‌​ ​‍​ ​ ​ ‍‌‌‍​‌‌‍‌‍​ ​ ​ ‍‌‌‍‌​​‍ ‌​ ​‌‌‍​ ​ ‌‌‌‍​‌​‍ ‌​ ‌​​ ​​‌‍​‌‌‍​‍​‍ ‌​ ‍​​ ‌​​ ​‍​ ‌ ​‍ ‌​ ​​​ ​‌​ ‌​​ ‌‍​ ​‌​ ​‌​ ​ ​ ​‍‌‍​‍​ ‍‌​ ‌‌‌‍​‍​ ‍ ‌ ‌​‌ ‍‌‌ ​​‌‍‌‌​ ‌‌ ​​‌ ​‍‌‍ ‌‍‍‍‌‍‌‌‌‍​ ‌ ‌​​ ‍ ‌ ​​‌‍​‌‌ ‌​‌‍‍​​ ‌‌‍‌​‌‍‌‌‌ ​ ‌‍​ ‌ ​‍‌‍‍‌‌ ​​‌ ‌​‌‍‍‌‌‍ ‌‍ ‍​ ‌‍​‍‌‍​‌‌ ​ ‌‍‌‌‌‌‌‌‌ ​‍‌‍ ​​ ‌​‍‌‌​ ​‍‌​‌‍‌ ​ ‌ ‌​‌ ‌‌‌‍‌​‌‍‍‌‌‍ ​‍‌‍‌‍‍‌‌‍‌​​ ‌​ ​‍​ ​ ​ ‍‌‌‍​‌‌‍‌‍​ ​ ​ ‍‌‌‍‌​​‍ ‌​ ​‌‌‍​ ​ ‌‌‌‍​‌​‍ ‌​ ‌​​ ​​‌‍​‌‌‍​‍​‍ ‌​ ‍​​ ‌​​ ​‍​ ‌ ​‍ ‌​ ​​​ ​‌​ ‌​​ ‌‍​ ​‌​ ​‌​ ​ ​ ​‍‌‍​‍​ ‍‌​ ‌‌‌‍​‍​‍‌‍‌ ‌​‌ ‍‌‌ ​​‌‍‌‌​ ‌‌ ​​‌ ​‍‌‍ ‌‍‍‍‌‍‌‌‌‍​ ‌ ‌​​‍‌‍‌ ​​‌‍​‌‌ ‌​‌‍‍​​ ‌‌‍‌​‌‍‌‌‌ ​ ‌‍​ ‌ ​‍‌‍‍‌‌ ​​‌ ‌​‌‍‍‌‌‍ ‌‍ ‍​‍‌‍‌ ​​‌‍‌‌‌ ​‍‌ ​ ‌ ​​‌‍‌‌‌‍​ ‌ ‌​‌‍‍‌‌ ‌‍‌‍‌‌​ ‌‌ ​​‌ ‌‌‌‍​‍‌‍ ​‌‍‍‌‌ ​ ‌‍‍​‌‍‌‌‌‍‌​​‍​‍‌ ‌
Location
Italy, Spain, Greece, North Macedonia, Luxembourg​​​​‌ ‍ ​‍​‍‌‍ ‌ ​‍‌‍‍‌‌‍‌ ‌‍‍‌‌‍ ‍​‍​‍​ ‍‍​‍​‍‌ ​ ‌‍​‌‌‍ ‍‌‍‍‌‌ ‌​‌ ‍‌​‍ ‍‌‍‍‌‌‍ ​‍​‍​‍ ​​‍​‍‌‍‍​‌ ​‍‌‍‌‌‌‍‌‍​‍​‍​ ‍‍​‍​‍​‍ ‌ ​ ‌ ‌​‌ ‌‌‌‍‌​‌‍‍‌‌‍ ​‍ ‌‍‍‌‌‍ ‍‌ ‌​‌‍‌‌‌‍ ‍‌ ‌​​‍ ‌‍‌‌‌‍‌​‌‍‍‌‌ ‌​​‍ ‌‍ ‌‌‍ ‌‍‌​‌‍‌‌​ ‌‌ ​​‌ ​‍‌‍‌‌‌ ​ ‌‍‌‌‌‍ ‍‌ ‌​‌‍​‌‌ ‌​‌‍‍‌‌‍ ‌‍ ‍​ ‍ ‌‍‍‌‌‍‌​​ ‌​ ​‍​ ​ ​ ‍‌‌‍​‌‌‍‌‍​ ​ ​ ‍‌‌‍‌​​‍ ‌​ ​‌‌‍​ ​ ‌‌‌‍​‌​‍ ‌​ ‌​​ ​​‌‍​‌‌‍​‍​‍ ‌​ ‍​​ ‌​​ ​‍​ ‌ ​‍ ‌​ ​​​ ​‌​ ‌​​ ‌‍​ ​‌​ ​‌​ ​ ​ ​‍‌‍​‍​ ‍‌​ ‌‌‌‍​‍​ ‍ ‌ ‌​‌ ‍‌‌ ​​‌‍‌‌​ ‌‌ ​​‌ ​‍‌‍ ‌‍‍‍‌‍‌‌‌‍​ ‌ ‌​​ ‍ ‌ ​​‌‍​‌‌ ‌​‌‍‍​​ ‌‌‍‌​‌‍‌‌‌ ‌​‌‍​‌‌‍‍‌‌‍ ​‌ ​ ​‍‌‌​ ‌‌‌​​‍‌‌ ‌‍‍ ‌‍‌‌‌ ‍‌​‍‌‌​ ​ ‌​‌​​‍‌‌​ ​ ‌​‌​​‍‌‌​ ​‍​ ​‍‌‍ ​‌‍ ‌‍​ ​ ​‌​‍‌‌​ ​‍​ ​‍​‍‌‌​ ‌‌‌​‌​​‍ ‍‌‍‍‌‌‍ ‍‌‍‌‍‌‍ ​ ‌‍​‍‌‍​‌‌ ​ ‌‍‌‌‌‌‌‌‌ ​‍‌‍ ​​ ‌​‍‌‌​ ​‍‌​‌‍‌ ​ ‌ ‌​‌ ‌‌‌‍‌​‌‍‍‌‌‍ ​‍‌‍‌‍‍‌‌‍‌​​ ‌​ ​‍​ ​ ​ ‍‌‌‍​‌‌‍‌‍​ ​ ​ ‍‌‌‍‌​​‍ ‌​ ​‌‌‍​ ​ ‌‌‌‍​‌​‍ ‌​ ‌​​ ​​‌‍​‌‌‍​‍​‍ ‌​ ‍​​ ‌​​ ​‍​ ‌ ​‍ ‌​ ​​​ ​‌​ ‌​​ ‌‍​ ​‌​ ​‌​ ​ ​ ​‍‌‍​‍​ ‍‌​ ‌‌‌‍​‍​‍‌‍‌ ‌​‌ ‍‌‌ ​​‌‍‌‌​ ‌‌ ​​‌ ​‍‌‍ ‌‍‍‍‌‍‌‌‌‍​ ‌ ‌​​‍‌‍‌ ​​‌‍​‌‌ ‌​‌‍‍​​ ‌‌‍‌​‌‍‌‌‌ ‌​‌‍​‌‌‍‍‌‌‍ ​‌ ​ ​‍‌‌​ ‌‌‌​​‍‌‌ ‌‍‍ ‌‍‌‌‌ ‍‌​‍‌‌​ ​ ‌​‌​​‍‌‌​ ​ ‌​‌​​‍‌‌​ ​‍​ ​‍‌‍ ​‌‍ ‌‍​ ​ ​‌​‍‌‌​ ​‍​ ​‍​‍‌‌​ ‌‌‌​‌​​‍ ‍‌‍‍‌‌‍ ‍‌‍‌‍‌‍ ​‍‌‍‌ ​​‌‍‌‌‌ ​‍‌ ​ ‌ ​​‌‍‌‌‌‍​ ‌ ‌​‌‍‍‌‌ ‌‍‌‍‌‌​ ‌‌ ​​‌ ‌‌‌‍​‍‌‍ ​‌‍‍‌‌ ​ ‌‍‍​‌‍‌‌‌‍‌​​‍​‍‌ ‌
Duration
September 2025 – December 2027​​​​‌ ‍ ​‍​‍‌‍ ‌ ​‍‌‍‍‌‌‍‌ ‌‍‍‌‌‍ ‍​‍​‍​ ‍‍​‍​‍‌ ​ ‌‍​‌‌‍ ‍‌‍‍‌‌ ‌​‌ ‍‌​‍ ‍‌‍‍‌‌‍ ​‍​‍​‍ ​​‍​‍‌‍‍​‌ ​‍‌‍‌‌‌‍‌‍​‍​‍​ ‍‍​‍​‍​‍ ‌ ​ ‌ ‌​‌ ‌‌‌‍‌​‌‍‍‌‌‍ ​‍ ‌‍‍‌‌‍ ‍‌ ‌​‌‍‌‌‌‍ ‍‌ ‌​​‍ ‌‍‌‌‌‍‌​‌‍‍‌‌ ‌​​‍ ‌‍ ‌‌‍ ‌‍‌​‌‍‌‌​ ‌‌ ​​‌ ​‍‌‍‌‌‌ ​ ‌‍‌‌‌‍ ‍‌ ‌​‌‍​‌‌ ‌​‌‍‍‌‌‍ ‌‍ ‍​ ‍ ‌‍‍‌‌‍‌​​ ‌​ ​‍​ ​ ​ ‍‌‌‍​‌‌‍‌‍​ ​ ​ ‍‌‌‍‌​​‍ ‌​ ​‌‌‍​ ​ ‌‌‌‍​‌​‍ ‌​ ‌​​ ​​‌‍​‌‌‍​‍​‍ ‌​ ‍​​ ‌​​ ​‍​ ‌ ​‍ ‌​ ​​​ ​‌​ ‌​​ ‌‍​ ​‌​ ​‌​ ​ ​ ​‍‌‍​‍​ ‍‌​ ‌‌‌‍​‍​ ‍ ‌ ‌​‌ ‍‌‌ ​​‌‍‌‌​ ‌‌ ​​‌ ​‍‌‍ ‌‍‍‍‌‍‌‌‌‍​ ‌ ‌​​ ‍ ‌ ​​‌‍​‌‌ ‌​‌‍‍​​ ‌‌‍‌​‌‍‌‌‌ ‌​‌‍​‌‌‍‍‌‌‍ ​‌ ​ ​‍‌‌​ ‌‌‌​​‍‌‌ ‌‍‍ ‌‍‌‌‌ ‍‌​‍‌‌​ ​ ‌​‌​​‍‌‌​ ​ ‌​‌​​‍‌‌​ ​‍​ ​‍‌‍‌​‌ ‌‌‌ ​‍​ ​‌​‍‌‌​ ​‍​ ​‍​‍‌‌​ ‌‌‌​‌​​‍ ‍‌‍‍‌‌‍ ‍‌‍‌‍‌‍ ​ ‌‍​‍‌‍​‌‌ ​ ‌‍‌‌‌‌‌‌‌ ​‍‌‍ ​​ ‌​‍‌‌​ ​‍‌​‌‍‌ ​ ‌ ‌​‌ ‌‌‌‍‌​‌‍‍‌‌‍ ​‍‌‍‌‍‍‌‌‍‌​​ ‌​ ​‍​ ​ ​ ‍‌‌‍​‌‌‍‌‍​ ​ ​ ‍‌‌‍‌​​‍ ‌​ ​‌‌‍​ ​ ‌‌‌‍​‌​‍ ‌​ ‌​​ ​​‌‍​‌‌‍​‍​‍ ‌​ ‍​​ ‌​​ ​‍​ ‌ ​‍ ‌​ ​​​ ​‌​ ‌​​ ‌‍​ ​‌​ ​‌​ ​ ​ ​‍‌‍​‍​ ‍‌​ ‌‌‌‍​‍​‍‌‍‌ ‌​‌ ‍‌‌ ​​‌‍‌‌​ ‌‌ ​​‌ ​‍‌‍ ‌‍‍‍‌‍‌‌‌‍​ ‌ ‌​​‍‌‍‌ ​​‌‍​‌‌ ‌​‌‍‍​​ ‌‌‍‌​‌‍‌‌‌ ‌​‌‍​‌‌‍‍‌‌‍ ​‌ ​ ​‍‌‌​ ‌‌‌​​‍‌‌ ‌‍‍ ‌‍‌‌‌ ‍‌​‍‌‌​ ​ ‌​‌​​‍‌‌​ ​ ‌​‌​​‍‌‌​ ​‍​ ​‍‌‍‌​‌ ‌‌‌ ​‍​ ​‌​‍‌‌​ ​‍​ ​‍​‍‌‌​ ‌‌‌​‌​​‍ ‍‌‍‍‌‌‍ ‍‌‍‌‍‌‍ ​‍‌‍‌ ​​‌‍‌‌‌ ​‍‌ ​ ‌ ​​‌‍‌‌‌‍​ ‌ ‌​‌‍‍‌‌ ‌‍‌‍‌‌​ ‌‌ ​​‌ ‌‌‌‍​‍‌‍ ​‌‍‍‌‌ ​ ‌‍‍​‌‍‌‌‌‍‌​​‍​‍‌ ‌
Funding Program
Erasmus+ KA220-YOU – Cooperation Partnerships in Youth​​​​‌ ‍ ​‍​‍‌‍ ‌ ​‍‌‍‍‌‌‍‌ ‌‍‍‌‌‍ ‍​‍​‍​ ‍‍​‍​‍‌ ​ ‌‍​‌‌‍ ‍‌‍‍‌‌ ‌​‌ ‍‌​‍ ‍‌‍‍‌‌‍ ​‍​‍​‍ ​​‍​‍‌‍‍​‌ ​‍‌‍‌‌‌‍‌‍​‍​‍​ ‍‍​‍​‍​‍ ‌ ​ ‌ ‌​‌ ‌‌‌‍‌​‌‍‍‌‌‍ ​‍ ‌‍‍‌‌‍ ‍‌ ‌​‌‍‌‌‌‍ ‍‌ ‌​​‍ ‌‍‌‌‌‍‌​‌‍‍‌‌ ‌​​‍ ‌‍ ‌‌‍ ‌‍‌​‌‍‌‌​ ‌‌ ​​‌ ​‍‌‍‌‌‌ ​ ‌‍‌‌‌‍ ‍‌ ‌​‌‍​‌‌ ‌​‌‍‍‌‌‍ ‌‍ ‍​ ‍ ‌‍‍‌‌‍‌​​ ‌​ ​‍​ ​ ​ ‍‌‌‍​‌‌‍‌‍​ ​ ​ ‍‌‌‍‌​​‍ ‌​ ​‌‌‍​ ​ ‌‌‌‍​‌​‍ ‌​ ‌​​ ​​‌‍​‌‌‍​‍​‍ ‌​ ‍​​ ‌​​ ​‍​ ‌ ​‍ ‌​ ​​​ ​‌​ ‌​​ ‌‍​ ​‌​ ​‌​ ​ ​ ​‍‌‍​‍​ ‍‌​ ‌‌‌‍​‍​ ‍ ‌ ‌​‌ ‍‌‌ ​​‌‍‌‌​ ‌‌ ​​‌ ​‍‌‍ ‌‍‍‍‌‍‌‌‌‍​ ‌ ‌​​ ‍ ‌ ​​‌‍​‌‌ ‌​‌‍‍​​ ‌‌‍‌​‌‍‌‌‌ ‌​‌‍​‌‌‍‍‌‌‍ ​‌ ​ ​‍‌‌​ ‌‌‌​​‍‌‌ ‌‍‍ ‌‍‌‌‌ ‍‌​‍‌‌​ ​ ‌​‌​​‍‌‌​ ​ ‌​‌​​‍‌‌​ ​‍​ ​‍‌‍‌‍‌ ‌‌‌‍ ‍‌‍‌​​ ​‌​‍‌‌​ ​‍​ ​‍​‍‌‌​ ‌‌‌​‌​​‍ ‍‌‍‍‌‌‍ ‍‌‍‌‍‌‍ ​ ‌‍​‍‌‍​‌‌ ​ ‌‍‌‌‌‌‌‌‌ ​‍‌‍ ​​ ‌​‍‌‌​ ​‍‌​‌‍‌ ​ ‌ ‌​‌ ‌‌‌‍‌​‌‍‍‌‌‍ ​‍‌‍‌‍‍‌‌‍‌​​ ‌​ ​‍​ ​ ​ ‍‌‌‍​‌‌‍‌‍​ ​ ​ ‍‌‌‍‌​​‍ ‌​ ​‌‌‍​ ​ ‌‌‌‍​‌​‍ ‌​ ‌​​ ​​‌‍​‌‌‍​‍​‍ ‌​ ‍​​ ‌​​ ​‍​ ‌ ​‍ ‌​ ​​​ ​‌​ ‌​​ ‌‍​ ​‌​ ​‌​ ​ ​ ​‍‌‍​‍​ ‍‌​ ‌‌‌‍​‍​‍‌‍‌ ‌​‌ ‍‌‌ ​​‌‍‌‌​ ‌‌ ​​‌ ​‍‌‍ ‌‍‍‍‌‍‌‌‌‍​ ‌ ‌​​‍‌‍‌ ​​‌‍​‌‌ ‌​‌‍‍​​ ‌‌‍‌​‌‍‌‌‌ ‌​‌‍​‌‌‍‍‌‌‍ ​‌ ​ ​‍‌‌​ ‌‌‌​​‍‌‌ ‌‍‍ ‌‍‌‌‌ ‍‌​‍‌‌​ ​ ‌​‌​​‍‌‌​ ​ ‌​‌​​‍‌‌​ ​‍​ ​‍‌‍‌‍‌ ‌‌‌‍ ‍‌‍‌​​ ​‌​‍‌‌​ ​‍​ ​‍​‍‌‌​ ‌‌‌​‌​​‍ ‍‌‍‍‌‌‍ ‍‌‍‌‍‌‍ ​‍‌‍‌ ​​‌‍‌‌‌ ​‍‌ ​ ‌ ​​‌‍‌‌‌‍​ ‌ ‌​‌‍‍‌‌ ‌‍‌‍‌‌​ ‌‌ ​​‌ ‌‌‌‍​‍‌‍ ​‌‍‍‌‌ ​ ‌‍‍​‌‍‌‌‌‍‌​​‍​‍‌ ‌
Focus Areas
Youth participation, non-formal education, local democracy,
digital engagement, media literacy​​​​‌ ‍ ​‍​‍‌‍ ‌ ​‍‌‍‍‌‌‍‌ ‌‍‍‌‌‍ ‍​‍​‍​ ‍‍​‍​‍‌ ​ ‌‍​‌‌‍ ‍‌‍‍‌‌ ‌​‌ ‍‌​‍ ‍‌‍‍‌‌‍ ​‍​‍​‍ ​​‍​‍‌‍‍​‌ ​‍‌‍‌‌‌‍‌‍​‍​‍​ ‍‍​‍​‍​‍ ‌ ​ ‌ ‌​‌ ‌‌‌‍‌​‌‍‍‌‌‍ ​‍ ‌‍‍‌‌‍ ‍‌ ‌​‌‍‌‌‌‍ ‍‌ ‌​​‍ ‌‍‌‌‌‍‌​‌‍‍‌‌ ‌​​‍ ‌‍ ‌‌‍ ‌‍‌​‌‍‌‌​ ‌‌ ​​‌ ​‍‌‍‌‌‌ ​ ‌‍‌‌‌‍ ‍‌ ‌​‌‍​‌‌ ‌​‌‍‍‌‌‍ ‌‍ ‍​ ‍ ‌‍‍‌‌‍‌​​ ‌​ ​‍​ ​ ​ ‍‌‌‍​‌‌‍‌‍​ ​ ​ ‍‌‌‍‌​​‍ ‌​ ​‌‌‍​ ​ ‌‌‌‍​‌​‍ ‌​ ‌​​ ​​‌‍​‌‌‍​‍​‍ ‌​ ‍​​ ‌​​ ​‍​ ‌ ​‍ ‌​ ​​​ ​‌​ ‌​​ ‌‍​ ​‌​ ​‌​ ​ ​ ​‍‌‍​‍​ ‍‌​ ‌‌‌‍​‍​ ‍ ‌ ‌​‌ ‍‌‌ ​​‌‍‌‌​ ‌‌ ​​‌ ​‍‌‍ ‌‍‍‍‌‍‌‌‌‍​ ‌ ‌​​ ‍ ‌ ​​‌‍​‌‌ ‌​‌‍‍​​ ‌‌‍‌​‌‍‌‌‌ ‌​‌‍​‌‌‍‍‌‌‍ ​‌ ​ ​‍‌‌​ ‌‌‌​​‍‌‌ ‌‍‍ ‌‍‌‌‌ ‍‌​‍‌‌​ ​ ‌​‌​​‍‌‌​ ​ ‌​‌​​‍‌‌​ ​‍​ ​‍‌‍‌‍‌‍ ‌‍​ ‌ ‌‌‌ ​ ​ ​‌​‍‌‌​ ​‍​ ​‍​‍‌‌​ ‌‌‌​‌​​‍ ‍‌‍‍‌‌‍ ‍‌‍‌‍‌‍ ​ ‌‍​‍‌‍​‌‌ ​ ‌‍‌‌‌‌‌‌‌ ​‍‌‍ ​​ ‌​‍‌‌​ ​‍‌​‌‍‌ ​ ‌ ‌​‌ ‌‌‌‍‌​‌‍‍‌‌‍ ​‍‌‍‌‍‍‌‌‍‌​​ ‌​ ​‍​ ​ ​ ‍‌‌‍​‌‌‍‌‍​ ​ ​ ‍‌‌‍‌​​‍ ‌​ ​‌‌‍​ ​ ‌‌‌‍​‌​‍ ‌​ ‌​​ ​​‌‍​‌‌‍​‍​‍ ‌​ ‍​​ ‌​​ ​‍​ ‌ ​‍ ‌​ ​​​ ​‌​ ‌​​ ‌‍​ ​‌​ ​‌​ ​ ​ ​‍‌‍​‍​ ‍‌​ ‌‌‌‍​‍​‍‌‍‌ ‌​‌ ‍‌‌ ​​‌‍‌‌​ ‌‌ ​​‌ ​‍‌‍ ‌‍‍‍‌‍‌‌‌‍​ ‌ ‌​​‍‌‍‌ ​​‌‍​‌‌ ‌​‌‍‍​​ ‌‌‍‌​‌‍‌‌‌ ‌​‌‍​‌‌‍‍‌‌‍ ​‌ ​ ​‍‌‌​ ‌‌‌​​‍‌‌ ‌‍‍ ‌‍‌‌‌ ‍‌​‍‌‌​ ​ ‌​‌​​‍‌‌​ ​ ‌​‌​​‍‌‌​ ​‍​ ​‍‌‍‌‍‌‍ ‌‍​ ‌ ‌‌‌ ​ ​ ​‌​‍‌‌​ ​‍​ ​‍​‍‌‌​ ‌‌‌​‌​​‍ ‍‌‍‍‌‌‍ ‍‌‍‌‍‌‍ ​‍‌‍‌ ​​‌‍‌‌‌ ​‍‌ ​ ‌ ​​‌‍‌‌‌‍​ ‌ ‌​‌‍‍‌‌ ‌‍‌‍‌‌​ ‌‌ ​​‌ ‌‌‌‍​‍‌‍ ​‌‍‍‌‌ ​ ‌‍‍​‌‍‌‌‌‍‌​​‍​‍‌ ‌
Partners
Vedogiovane (IT), AC Amics de la Biblioteca de la Fonteta
(ES), InfinityGreece (GR), CreACTive Skopje (MK), FSL (LU),
Nexes Interculturals (ES)​​​​‌ ‍ ​‍​‍‌‍ ‌ ​‍‌‍‍‌‌‍‌ ‌‍‍‌‌‍ ‍​‍​‍​ ‍‍​‍​‍‌ ​ ‌‍​‌‌‍ ‍‌‍‍‌‌ ‌​‌ ‍‌​‍ ‍‌‍‍‌‌‍ ​‍​‍​‍ ​​‍​‍‌‍‍​‌ ​‍‌‍‌‌‌‍‌‍​‍​‍​ ‍‍​‍​‍​‍ ‌ ​ ‌ ‌​‌ ‌‌‌‍‌​‌‍‍‌‌‍ ​‍ ‌‍‍‌‌‍ ‍‌ ‌​‌‍‌‌‌‍ ‍‌ ‌​​‍ ‌‍‌‌‌‍‌​‌‍‍‌‌ ‌​​‍ ‌‍ ‌‌‍ ‌‍‌​‌‍‌‌​ ‌‌ ​​‌ ​‍‌‍‌‌‌ ​ ‌‍‌‌‌‍ ‍‌ ‌​‌‍​‌‌ ‌​‌‍‍‌‌‍ ‌‍ ‍​ ‍ ‌‍‍‌‌‍‌​​ ‌​ ​‍​ ​ ​ ‍‌‌‍​‌‌‍‌‍​ ​ ​ ‍‌‌‍‌​​‍ ‌​ ​‌‌‍​ ​ ‌‌‌‍​‌​‍ ‌​ ‌​​ ​​‌‍​‌‌‍​‍​‍ ‌​ ‍​​ ‌​​ ​‍​ ‌ ​‍ ‌​ ​​​ ​‌​ ‌​​ ‌‍​ ​‌​ ​‌​ ​ ​ ​‍‌‍​‍​ ‍‌​ ‌‌‌‍​‍​ ‍ ‌ ‌​‌ ‍‌‌ ​​‌‍‌‌​ ‌‌ ​​‌ ​‍‌‍ ‌‍‍‍‌‍‌‌‌‍​ ‌ ‌​​ ‍ ‌ ​​‌‍​‌‌ ‌​‌‍‍​​ ‌‌‍‌​‌‍‌‌‌ ‌​‌‍​‌‌‍‍‌‌‍ ​‌ ​ ​‍‌‌​ ‌‌‌​​‍‌‌ ‌‍‍ ‌‍‌‌‌ ‍‌​‍‌‌​ ​ ‌​‌​​‍‌‌​ ​ ‌​‌​​‍‌‌​ ​‍​ ​‍‌ ​​‌‍​‌‌ ​‍‌ ‌​​ ​‌​‍‌‌​ ​‍​ ​‍​‍‌‌​ ‌‌‌​‌​​‍ ‍‌‍‍‌‌‍ ‍‌‍‌‍‌‍ ​ ‌‍​‍‌‍​‌‌ ​ ‌‍‌‌‌‌‌‌‌ ​‍‌‍ ​​ ‌​‍‌‌​ ​‍‌​‌‍‌ ​ ‌ ‌​‌ ‌‌‌‍‌​‌‍‍‌‌‍ ​‍‌‍‌‍‍‌‌‍‌​​ ‌​ ​‍​ ​ ​ ‍‌‌‍​‌‌‍‌‍​ ​ ​ ‍‌‌‍‌​​‍ ‌​ ​‌‌‍​ ​ ‌‌‌‍​‌​‍ ‌​ ‌​​ ​​‌‍​‌‌‍​‍​‍ ‌​ ‍​​ ‌​​ ​‍​ ‌ ​‍ ‌​ ​​​ ​‌​ ‌​​ ‌‍​ ​‌​ ​‌​ ​ ​ ​‍‌‍​‍​ ‍‌​ ‌‌‌‍​‍​‍‌‍‌ ‌​‌ ‍‌‌ ​​‌‍‌‌​ ‌‌ ​​‌ ​‍‌‍ ‌‍‍‍‌‍‌‌‌‍​ ‌ ‌​​‍‌‍‌ ​​‌‍​‌‌ ‌​‌‍‍​​ ‌‌‍‌​‌‍‌‌‌ ‌​‌‍​‌‌‍‍‌‌‍ ​‌ ​ ​‍‌‌​ ‌‌‌​​‍‌‌ ‌‍‍ ‌‍‌‌‌ ‍‌​‍‌‌​ ​ ‌​‌​​‍‌‌​ ​ ‌​‌​​‍‌‌​ ​‍​ ​‍‌ ​​‌‍​‌‌ ​‍‌ ‌​​ ​‌​‍‌‌​ ​‍​ ​‍​‍‌‌​ ‌‌‌​‌​​‍ ‍‌‍‍‌‌‍ ‍‌‍‌‍‌‍ ​‍‌‍‌ ​​‌‍‌‌‌ ​‍‌ ​ ‌ ​​‌‍‌‌‌‍​ ‌ ‌​‌‍‍‌‌ ‌‍‌‍‌‌​ ‌‌ ​​‌ ‌‌‌‍​‍‌‍ ​‌‍‍‌‌ ​ ‌‍‍​‌‍‌‌‌‍‌​​‍​‍‌ ‌